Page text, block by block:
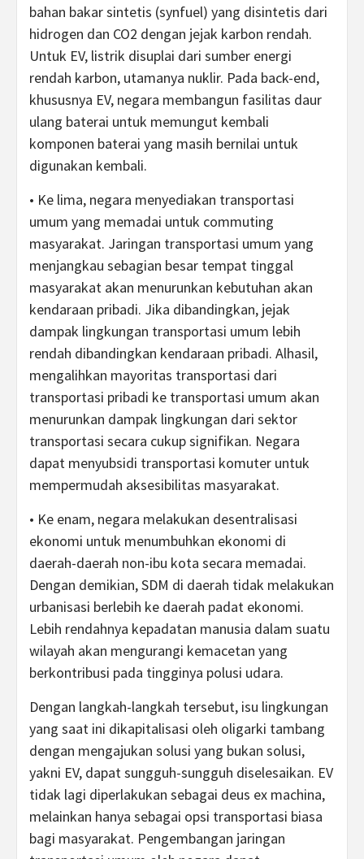
bahan bakar sintetis (synfuel) yang disintetis dari
hidrogen dan CO2 dengan jejak karbon rendah.
Untuk EV, listrik disuplai dari sumber energi
rendah karbon, utamanya nuklir. Pada back-end,
khususnya EV, negara membangun fasilitas daur
ulang baterai untuk memungut kembali
komponen baterai yang masih bernilai untuk
digunakan kembali.
• Ke lima, negara menyediakan transportasi
umum yang memadai untuk commuting
masyarakat. Jaringan transportasi umum yang
menjangkau sebagian besar tempat tinggal
masyarakat akan menurunkan kebutuhan akan
kendaraan pribadi. Jika dibandingkan, jejak
dampak lingkungan transportasi umum lebih
rendah dibandingkan kendaraan pribadi. Alhasil,
mengalihkan mayoritas transportasi dari
transportasi pribadi ke transportasi umum akan
menurunkan dampak lingkungan dari sektor
transportasi secara cukup signifikan. Negara
dapat menyubsidi transportasi komuter untuk
mempermudah aksesibilitas masyarakat.
• Ke enam, negara melakukan desentralisasi
ekonomi untuk menumbuhkan ekonomi di
daerah-daerah non-ibu kota secara memadai.
Dengan demikian, SDM di daerah tidak melakukan
urbanisasi berlebih ke daerah padat ekonomi.
Lebih rendahnya kepadatan manusia dalam suatu
wilayah akan mengurangi kemacetan yang
berkontribusi pada tingginya polusi udara.
Dengan langkah-langkah tersebut, isu lingkungan
yang saat ini dikapitalisasi oleh oligarki tambang
dengan mengajukan solusi yang bukan solusi,
yakni EV, dapat sungguh-sungguh diselesaikan. EV
tidak lagi diperlakukan sebagai deus ex machina,
melainkan hanya sebagai opsi transportasi biasa
bagi masyarakat. Pengembangan jaringan